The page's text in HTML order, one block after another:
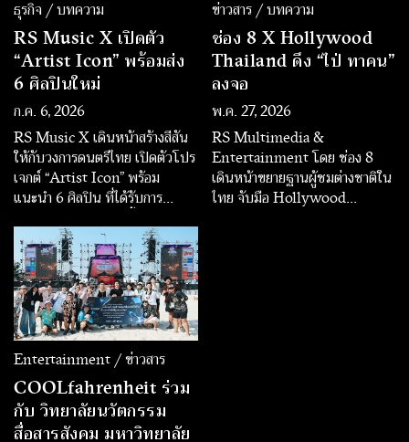
ธุรกิจ / บทความ
RS Music X เปิดตัว
“Artist Icon” พร้อมส่ง
6 ศิลปินใหม่
ก.ค. 6, 2026
RS Music X เดินหน้าสร้างสีสัน
ให้กับวงการดนตรีไทย เปิดตัวโปร
เจกต์ “Artist Icon” พร้อม
แนะนำ 6 ศิลปิน ที่ได้รับการ
แนวคิดการนำเสนอเอกลักษณ์ทาง
ดนตรีและคาแรกเตอร์ที่แตกต่าง
เพื่อส่งมอบประสบการณ์การฟัง
เพลงที่หลากหลายให้แฟนเพลง
ข่าวสาร / บทความ
ช่อง 8 X Hollywood
Thailand ดึง “ไป่ ทาคน”
ลงจอ
พ.ค. 27, 2026
RS Multimedia &
Entertainment โดย ช่อง 8
เดินหน้าขยายฐานผู้ชมต่างชาติใน
ไทย จับมือ Hollywood
Entertainment / ข่าวสาร
COOLfahrenheit ร่วม
กับ วิทยาลัยนวัตกรรม
สื่อสารสังคม มหาวิทยาลัย